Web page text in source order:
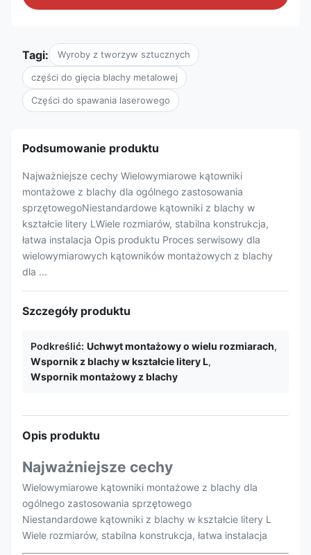
Tagi: Wyroby z tworzyw sztucznych
części do gięcia blachy metalowej
Części do spawania laserowego
Podsumowanie produktu
Najważniejsze cechy Wielowymiarowe kątowniki
montażowe z blachy dla ogólnego zastosowania
sprzętowegoNiestandardowe kątowniki z blachy w
kształcie litery LWiele rozmiarów, stabilna konstrukcja,
łatwa instalacja Opis produktu Proces serwisowy dla
wielowymiarowych kątowników montażowych z blachy
dla ...
Szczegóły produktu
Podkreślić: Uchwyt montażowy o wielu rozmiarach,
Wspornik z blachy w kształcie litery L,
Wspornik montażowy z blachy
Opis produktu
Najważniejsze cechy
Wielowymiarowe kątowniki montażowe z blachy dla
ogólnego zastosowania sprzętowego
Niestandardowe kątowniki z blachy w kształcie litery L
Wiele rozmiarów, stabilna konstrukcja, łatwa instalacja